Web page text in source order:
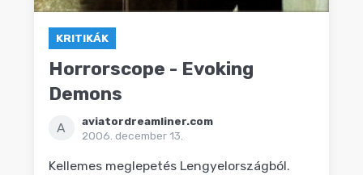
KRITIKÁK
Horrorscope - Evoking
Demons
A
aviatordreamliner.com
2006. december 13.
Kellemes meglepetés Lengyelországból.